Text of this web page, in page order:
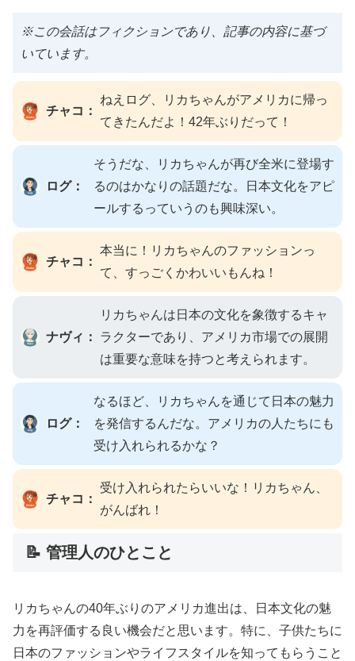
※この会話はフィクションであり、記事の内容に基づ
いています。
チャコ：
ねえログ、リカちゃんがアメリカに帰っ
てきたんだよ！42年ぶりだって！
ログ：
そうだな、リカちゃんが再び全米に登場す
るのはかなりの話題だな。日本文化をアピ
ールするっていうのも興味深い。
チャコ：
本当に！リカちゃんのファッションっ
て、すっごくかわいいもんね！
ナヴィ：
リカちゃんは日本の文化を象徴するキャ
ラクターであり、アメリカ市場での展開
は重要な意味を持つと考えられます。
ログ：
なるほど、リカちゃんを通じて日本の魅力
を発信するんだな。アメリカの人たちにも
受け入れられるかな？
チャコ：
受け入れられたらいいな！リカちゃん、
がんばれ！
📝 管理人のひとこと
リカちゃんの40年ぶりのアメリカ進出は、日本文化の魅
力を再評価する良い機会だと思います。特に、子供たちに
日本のファッションやライフスタイルを知ってもらうこと